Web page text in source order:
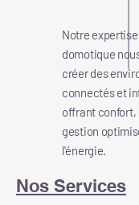
Notre
domotique
créer des
connectés et
offrant
gestion
l'énergie.
Nos Services